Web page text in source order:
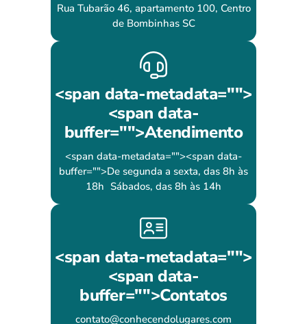
Rua Tubarão 46, apartamento 100, Centro
de Bombinhas SC
<span data-metadata="">
<span data-
buffer="">Atendimento
<span data-metadata=""><span data-
buffer="">De segunda a sexta, das 8h às
18h Sábados, das 8h às 14h
<span data-metadata="">
<span data-
buffer="">Contatos
contato@conhecendolugares.com